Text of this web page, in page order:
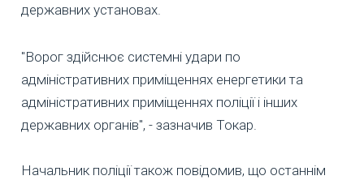
державних установах.
"Ворог здійснює системні удари по
адміністративних приміщеннях енергетики та
адміністративних приміщеннях поліції і інших
державних органів", - зазначив Токар.
Начальник поліції також повідомив, що останнім